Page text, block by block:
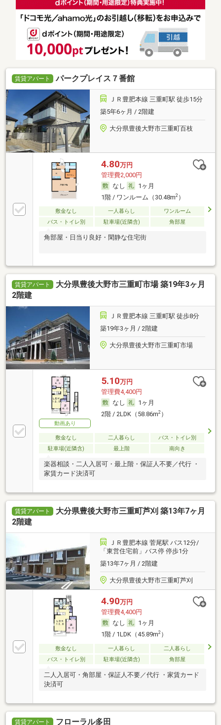
賃貸アパート パークプレイス７番館
ＪＲ豊肥本線 三重町駅 徒歩15分
築5年6ヶ月 / 2階建
大分県豊後大野市三重町百枝
4.80万円
管理費2,000円
なし
1ヶ月
1階 / ワンルーム（30.48m2）
敷金なし 一人暮らし
ワンルーム
バス・トイレ別
駐車場(近隣含) 角部屋
角部屋・日当り良好・閑静な住宅街
賃貸アパート
大分県豊後大野市三重町市場 築19年3ヶ月
2階建
ＪＲ豊肥本線 三重町駅 徒歩8分
築19年3ヶ月 / 2階建
大分県豊後大野市三重町市場
動画あり
5.10万円
管理費4,400円
なし
1ヶ月
2階 / 2LDK（58.86m2）
敷金なし 二人暮らし
バス・トイレ別
駐車場(近隣含)
最上階 南向き
楽器相談・二人入居可・最上階・保証人不要／代行 ・
家賃カード決済可
賃貸アパート
大分県豊後大野市三重町芦刈 築13年7ヶ月
2階建
ＪＲ豊肥本線 菅尾駅 バス12分/
「東営住宅前」バス停 停歩1分
築13年7ヶ月 / 2階建
大分県豊後大野市三重町芦刈
4.90万円
管理費4,400円
なし
1ヶ月
1階 / 1LDK（45.89m2）
敷金なし 一人暮らし
二人暮らし
バス・トイレ別
駐車場(近隣含) 角部屋
二人入居可・角部屋・保証人不要／代行 ・家賃カード
決済可
賃貸アパート フローラル多田